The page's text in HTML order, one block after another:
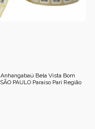
Anhangabaú Bela Vista Bom
PAULO Paraíso Pari Região